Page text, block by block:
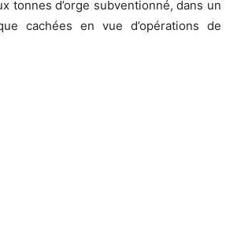
tonnes d’orge subventionné, dans un
cachées en vue d’opérations de